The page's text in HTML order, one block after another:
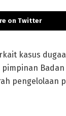
on Twitter
kasus
Badan
pengelolaan